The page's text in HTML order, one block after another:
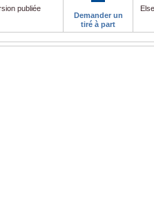
publiée
Demander un
tiré à part